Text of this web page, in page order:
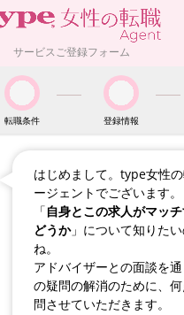
サービスご登録フォーム
転職条件 登録情報
はじめまして。type女性
ージェントでございます。
「自身とこの求人がマッ
どうか」について知りた
ね。
アドバイザーとの面談を通
の疑問の解消のために、
問させていただきます。